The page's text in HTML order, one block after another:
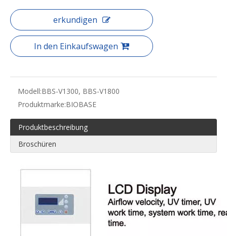
erkundigen
In den Einkaufswagen
Modell:BBS-V1300, BBS-V1800
Produktmarke:BIOBASE
Produktbeschreibung
Broschüren